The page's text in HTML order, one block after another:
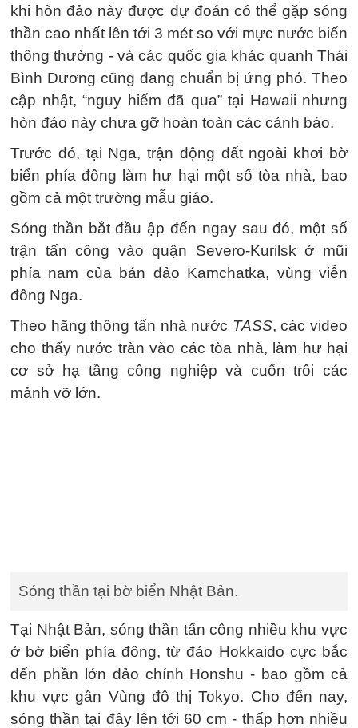
khi hòn đảo này được dự đoán có thể gặp sóng
thần cao nhất lên tới 3 mét so với mực nước biển
thông thường - và các quốc gia khác quanh Thái
Bình Dương cũng đang chuẩn bị ứng phó. Theo
cập nhật, “nguy hiểm đã qua” tại Hawaii nhưng
hòn đảo này chưa gỡ hoàn toàn các cảnh báo.
Trước đó, tại Nga, trận động đất ngoài khơi bờ
biển phía đông làm hư hại một số tòa nhà, bao
gồm cả một trường mẫu giáo.
Sóng thần bắt đầu ập đến ngay sau đó, một số
trận tấn công vào quận Severo-Kurilsk ở mũi
phía nam của bán đảo Kamchatka, vùng viễn
đông Nga.
Theo hãng thông tấn nhà nước TASS, các video
cho thấy nước tràn vào các tòa nhà, làm hư hại
cơ sở hạ tầng công nghiệp và cuốn trôi các
mảnh vỡ lớn.
Sóng thần tại bờ biển Nhật Bản.
Tại Nhật Bản, sóng thần tấn công nhiều khu vực
ở bờ biển phía đông, từ đảo Hokkaido cực bắc
đến phần lớn đảo chính Honshu - bao gồm cả
khu vực gần Vùng đô thị Tokyo. Cho đến nay,
sóng thần tại đây lên tới 60 cm - thấp hơn nhiều